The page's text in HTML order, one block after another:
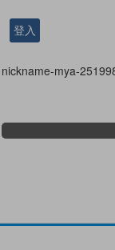
登入
nickname-mya-